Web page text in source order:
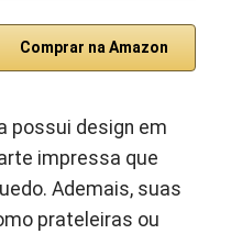
Comprar na Amazon
possui design em
impressa que
Ademais, suas
prateleiras ou